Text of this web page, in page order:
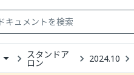
スタンドア
ロン 2024.10